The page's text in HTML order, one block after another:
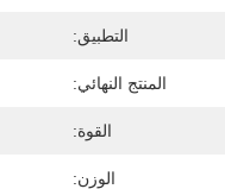
التطبيق:
المنتج النهائي:
القوة:
الوزن: